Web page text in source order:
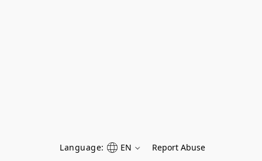
Language: EN Report Abuse